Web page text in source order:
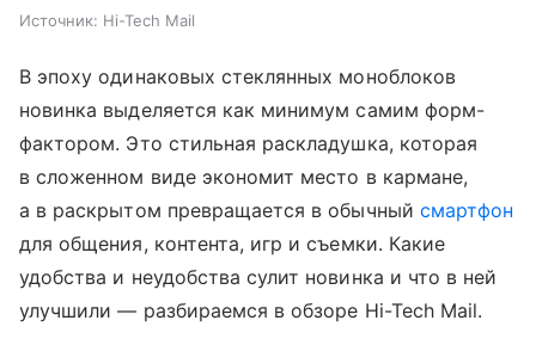
Источник: Hi-Tech Mail
В эпоху одинаковых стеклянных моноблоков
новинка выделяется как минимум самим форм-
фактором. Это стильная раскладушка, которая
в сложенном виде экономит место в кармане,
а в раскрытом превращается в обычный смартфон
для общения, контента, игр и съемки. Какие
удобства и неудобства сулит новинка и что в ней
улучшили — разбираемся в обзоре Hi-Tech Mail.